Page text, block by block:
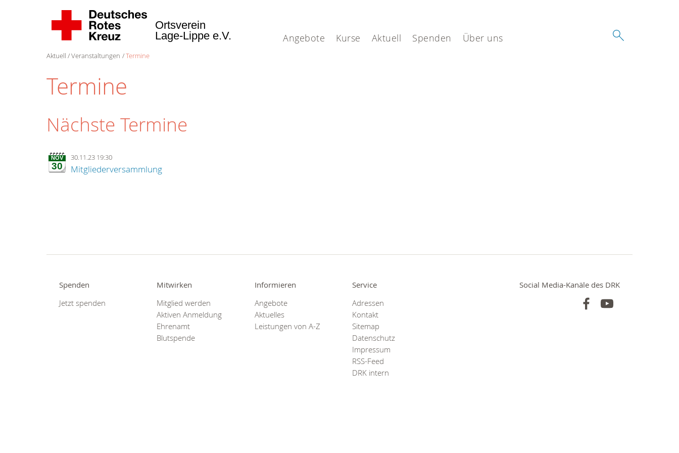
Angebote Kurse Aktuell Spenden Über uns
Ortsverein
Lage-Lippe e.V.
Aktuell Veranstaltungen Termine
Termine
Nächste Termine
NOV
30
30.11.23 19:30
Mitgliederversammlung
Spenden
Jetzt spenden
Mitwirken
Mitglied werden
Aktiven Anmeldung
Ehrenamt
Blutspende
Informieren
Angebote
Aktuelles
Leistungen von A-Z
Service
Adressen
Kontakt
Sitemap
Datenschutz
Impressum
RSS-Feed
DRK intern
Social Media-Kanäle des DRK